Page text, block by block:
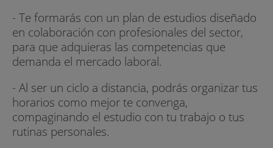
- Te formarás con un plan de estudios diseñado
en colaboración con profesionales del sector,
para que adquieras las competencias que
demanda el mercado laboral.
- Al ser un ciclo a distancia, podrás organizar tus
horarios como mejor te convenga,
compaginando el estudio con tu trabajo o tus
rutinas personales.